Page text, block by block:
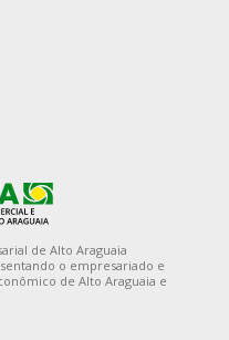
de Alto Araguaia
o empresariado e
de Alto Araguaia e